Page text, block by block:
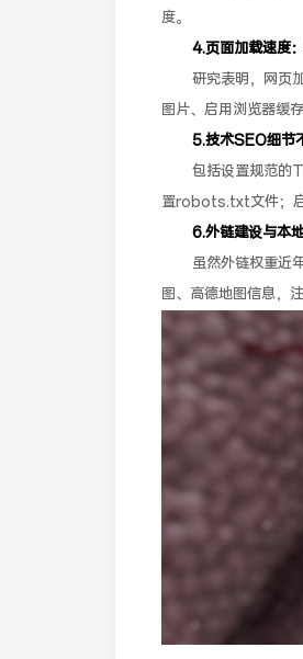
度。
4.页面加载速度
研究表明，网页
图片、启用浏览器缓
5.技术SEO细节
包括设置规范的
置robots.txt文件；启
6.外链建设与本
虽然外链权重近
图、高德地图信息，